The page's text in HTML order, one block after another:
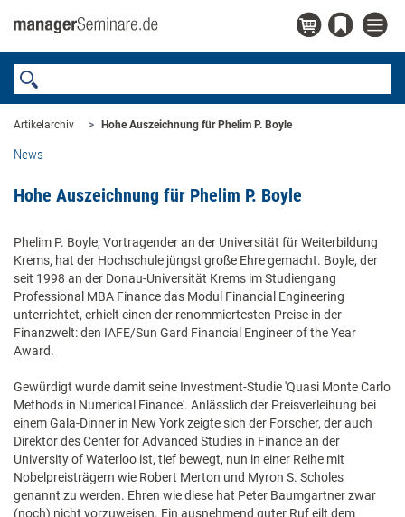
Artikelarchiv Hohe Auszeichnung für Phelim P. Boyle
News
Hohe Auszeichnung für Phelim P. Boyle
Phelim P. Boyle, Vortragender an der Universität für Weiterbildung
Krems, hat der Hochschule jüngst große Ehre gemacht. Boyle, der
seit 1998 an der Donau-Universität Krems im Studiengang
Professional MBA Finance das Modul Financial Engineering
unterrichtet, erhielt einen der renommiertesten Preise in der
Finanzwelt: den IAFE/Sun Gard Financial Engineer of the Year
Award.
Gewürdigt wurde damit seine Investment-Studie 'Quasi Monte Carlo
Methods in Numerical Finance'. Anlässlich der Preisverleihung bei
einem Gala-Dinner in New York zeigte sich der Forscher, der auch
Direktor des Center for Advanced Studies in Finance an der
University of Waterloo ist, tief bewegt, nun in einer Reihe mit
Nobelpreisträgern wie Robert Merton und Myron S. Scholes
genannt zu werden. Ehren wie diese hat Peter Baumgartner zwar
(noch) nicht vorzuweisen. Ein ausnehmend guter Ruf eilt dem